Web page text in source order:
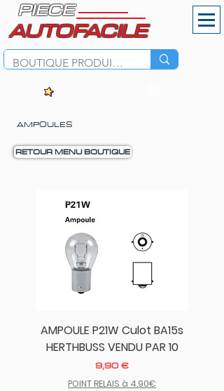
PIECE
AUTOFACILE
AMPOULES
RETOUR MENU BOUTIQUE
AMPOULE P21W Culot BA15s
HERTHBUSS VENDU PAR 10
Prix
9,90 €
POINT RELAIS à 4.90€